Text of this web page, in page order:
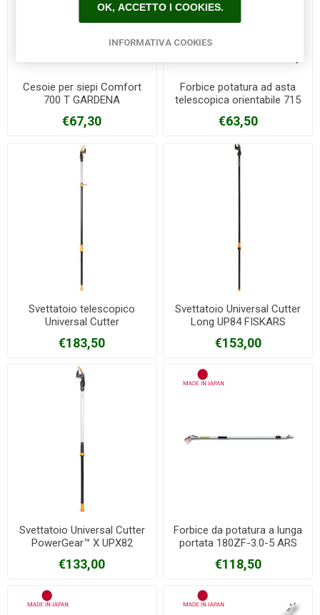
Cesoie per siepi Comfort
700 T GARDENA
€67,30
Forbice potatura ad asta
telescopica orientabile 715
€63,50
Svettatoio telescopico
Universal Cutter
FISKARS
€183,50
Svettatoio Universal Cutter
Long UP84 FISKARS
€153,00
Svettatoio Universal Cutter
PowerGear™ X UPX82
€133,00
Forbice da potatura a lunga
portata 180ZF-3.0-5 ARS
€118,50
OK, ACCETTO I COOKIES.
INFORMATIVA COOKIES